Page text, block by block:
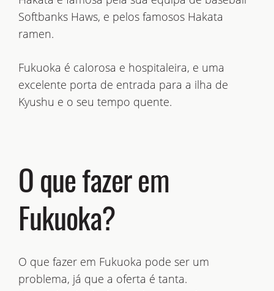
Softbanks Haws, e pelos famosos Hakata
ramen.
Fukuoka é calorosa e hospitaleira, e uma
excelente porta de entrada para a ilha de
Kyushu e o seu tempo quente.
O que fazer em
Fukuoka?
O que fazer em Fukuoka pode ser um
problema, já que a oferta é tanta.